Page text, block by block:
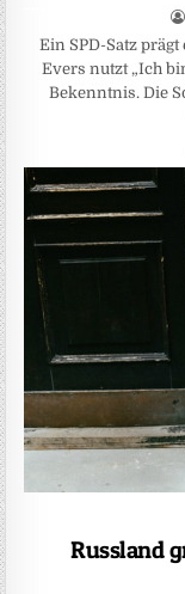
Ein SPD-Satz
Evers nutzt „Ich
Bekenntnis. Die
Russland